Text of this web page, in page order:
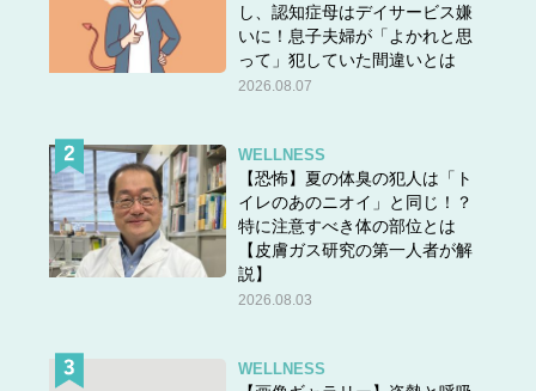
し、認知症母はデイサービス嫌
いに！息子夫婦が「よかれと思
って」犯していた間違いとは
2026.08.07
WELLNESS
【恐怖】夏の体臭の犯人は「ト
イレのあのニオイ」と同じ！？
特に注意すべき体の部位とは
【皮膚ガス研究の第一人者が解
説】
2026.08.03
WELLNESS